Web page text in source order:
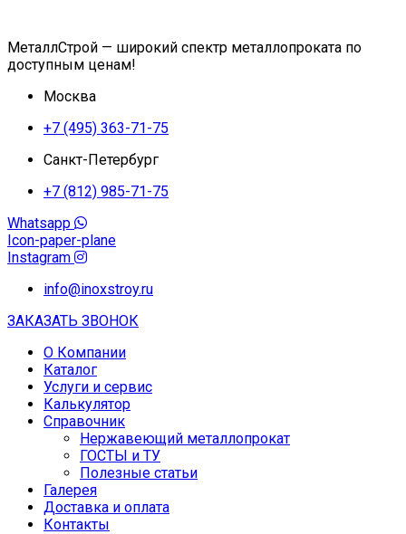
МеталлСтрой — широкий спектр металлопроката по
доступным ценам!
Москва
+7 (495) 363-71-75
Санкт-Петербург
+7 (812) 985-71-75
Whatsapp
Icon-paper-plane
Instagram
info@inoxstroy.ru
ЗАКАЗАТЬ ЗВОНОК
О Компании
Каталог
Услуги и сервис
Калькулятор
Справочник
Нержавеющий металлопрокат
ГОСТЫ и ТУ
Полезные статьи
Галерея
Доставка и оплата
Контакты